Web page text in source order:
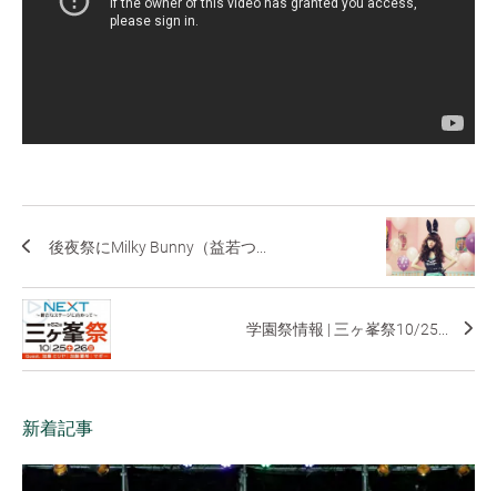
後夜祭にMilky Bunny（益若つ...
学園祭情報 | 三ヶ峯祭10/25...
新着記事